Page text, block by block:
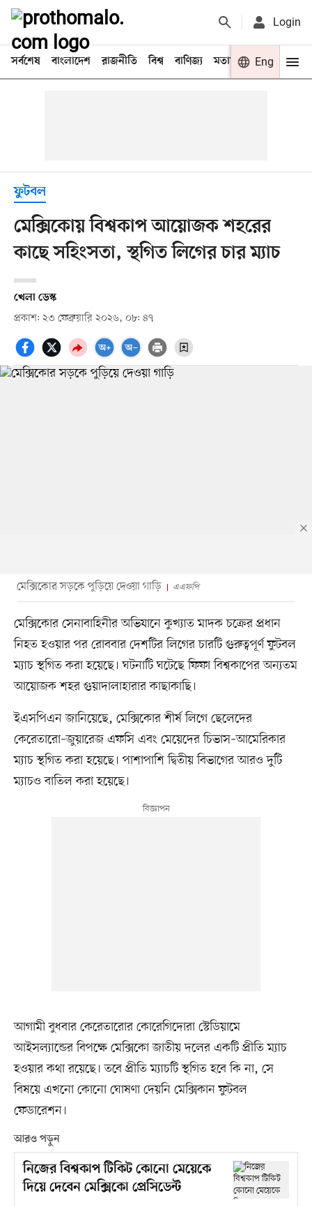
Login
সর্বশেষ বাংলাদেশ রাজনীতি বিশ্ব বাণিজ্য মতামত খেলা
Eng
ফুটবল
মেক্সিকোয় বিশ্বকাপ আয়োজক শহরের
কাছে সহিংসতা, স্থগিত লিগের চার ম্যাচ
খেলা ডেস্ক
প্রকাশ: ২৩ ফেব্রুয়ারি ২০২৬, ০৮: ৪৭
মেক্সিকোর সড়কে পুড়িয়ে দেওয়া গাড়ি এএফপি
মেক্সিকোর সেনাবাহিনীর অভিযানে কুখ্যাত মাদক চক্রের প্রধান
নিহত হওয়ার পর রোববার দেশটির লিগের চারটি গুরুত্বপূর্ণ ফুটবল
ম্যাচ স্থগিত করা হয়েছে। ঘটনাটি ঘটেছে ফিফা বিশ্বকাপের অন্যতম
আয়োজক শহর গুয়াদালাহারার কাছাকাছি।
ইএসপিএন জানিয়েছে, মেক্সিকোর শীর্ষ লিগে ছেলেদের
কেরেতারো–জুয়ারেজ এফসি এবং মেয়েদের চিভাস–আমেরিকার
ম্যাচ স্থগিত করা হয়েছে। পাশাপাশি দ্বিতীয় বিভাগের আরও দুটি
ম্যাচও বাতিল করা হয়েছে।
আগামী বুধবার কেরেতারোর কোরেগিদোরা স্টেডিয়ামে
আইসল্যান্ডের বিপক্ষে মেক্সিকো জাতীয় দলের একটি প্রীতি ম্যাচ
হওয়ার কথা রয়েছে। তবে প্রীতি ম্যাচটি স্থগিত হবে কি না, সে
বিষয়ে এখনো কোনো ঘোষণা দেয়নি মেক্সিকান ফুটবল
ফেডারেশন।
আরও পড়ুন
নিজের বিশ্বকাপ টিকিট কোনো মেয়েকে
দিয়ে দেবেন মেক্সিকো প্রেসিডেন্ট